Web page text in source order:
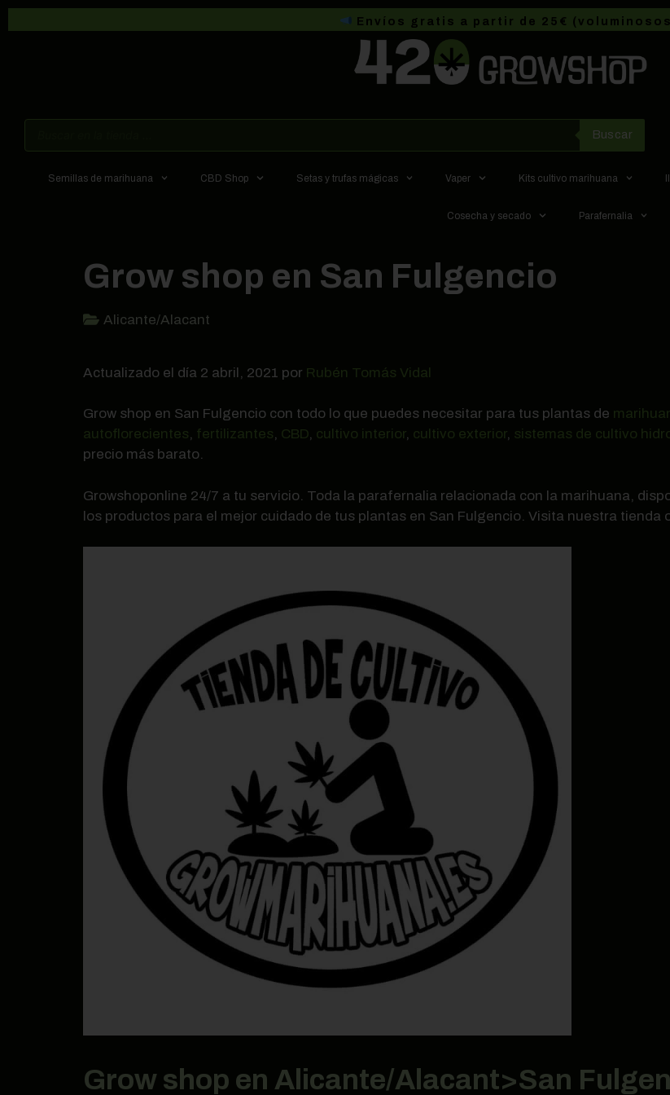
Envíos gratis a partir de 25€
Buscar
Semillas de marihuana CBD Shop Setas y trufas mágicas Vaper Kits cultivo marihuana
Cosecha y secado Parafernalia
Grow shop en San Fulgencio
Alicante/Alacant
Actualizado el día 2 abril, 2021 por Rubén Tomás Vidal
Grow shop en San Fulgencio con todo lo que puedes necesitar para tus plantas de
autoflorecientes, fertilizantes, CBD, cultivo interior, cultivo exterior, sistemas de cultivo
precio más barato.
Growshoponline 24/7 a tu servicio. Toda la parafernalia relacionada con la marihuana,
los productos para el mejor cuidado de tus plantas en San Fulgencio. Visita nuestra tienda
Grow shop en Alicante/Alacant>San